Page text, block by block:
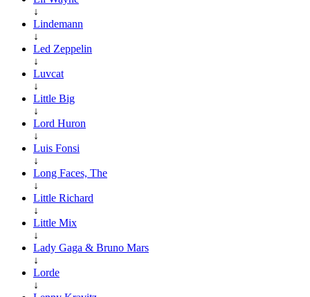
↓
Lindemann
↓
Led Zeppelin
↓
Luvcat
↓
Little Big
↓
Lord Huron
↓
Luis Fonsi
↓
Long Faces, The
↓
Little Richard
↓
Little Mix
↓
Lady Gaga & Bruno Mars
↓
Lorde
↓